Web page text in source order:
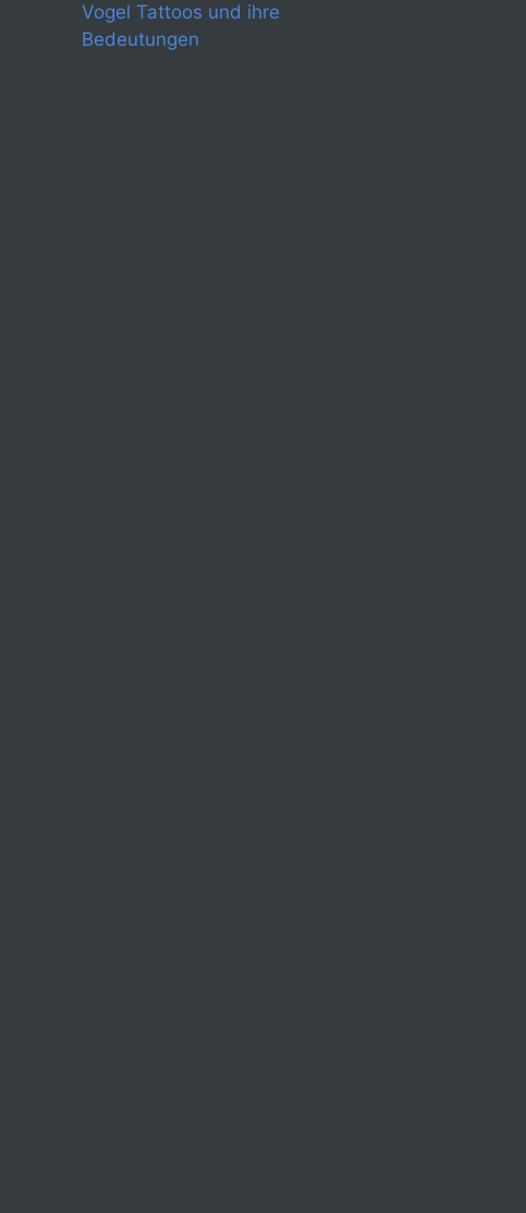
Vogel Tattoos und ihre
Bedeutungen